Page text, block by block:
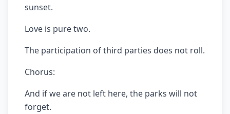
sunset.
Love is pure two.
The participation of third parties does not roll.
Chorus:
And if we are not left here, the parks will not
forget.